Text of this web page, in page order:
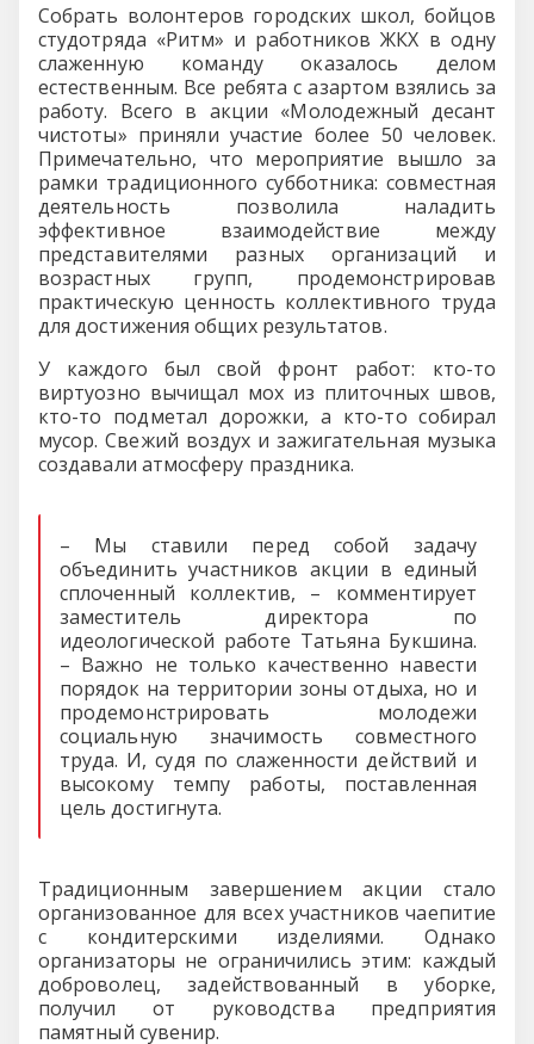
Собрать волонтеров городских школ, бойцов
студотряда «Ритм» и работников ЖКХ в одну
слаженную команду оказалось делом
естественным. Все ребята с азартом взялись за
работу. Всего в акции «Молодежный десант
чистоты» приняли участие более 50 человек.
Примечательно, что мероприятие вышло за
рамки традиционного субботника: совместная
деятельность позволила наладить
эффективное взаимодействие между
представителями разных организаций и
возрастных групп, продемонстрировав
практическую ценность коллективного труда
для достижения общих результатов.
У каждого был свой фронт работ: кто-то
виртуозно вычищал мох из плиточных швов,
кто-то подметал дорожки, а кто-то собирал
мусор. Свежий воздух и зажигательная музыка
создавали атмосферу праздника.
– Мы ставили перед собой задачу
объединить участников акции в единый
сплоченный коллектив, – комментирует
заместитель директора по
идеологической работе Татьяна Букшина.
– Важно не только качественно навести
порядок на территории зоны отдыха, но и
продемонстрировать молодежи
социальную значимость совместного
труда. И, судя по слаженности действий и
высокому темпу работы, поставленная
цель достигнута.
Традиционным завершением акции стало
организованное для всех участников чаепитие
с кондитерскими изделиями. Однако
организаторы не ограничились этим: каждый
доброволец, задействованный в уборке,
получил от руководства предприятия
памятный сувенир.